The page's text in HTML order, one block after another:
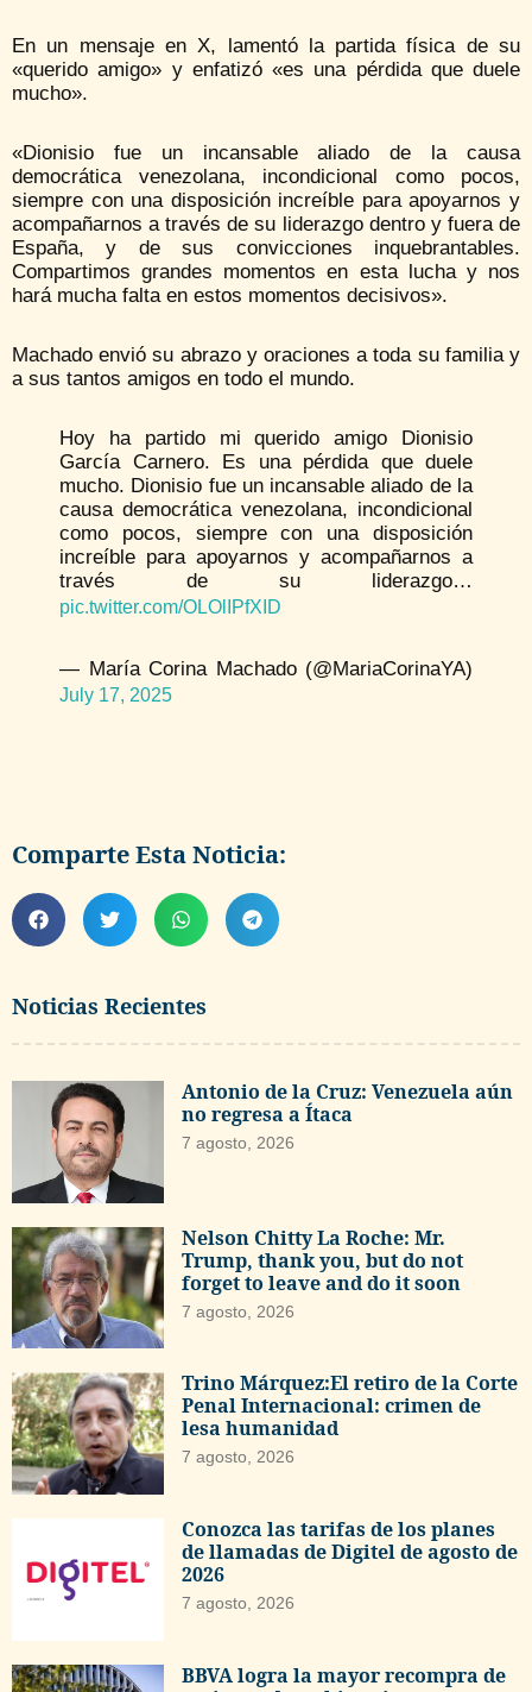
Noticias Recientes
Antonio de la Cruz: Venezuela aún
no regresa a Ítaca
7 agosto, 2026
Nelson Chitty La Roche: Mr.
Trump, thank you, but do not
forget to leave and do it soon
7 agosto, 2026
Trino Márquez:El retiro de la Corte
Penal Internacional: crimen de
lesa humanidad
7 agosto, 2026
Conozca las tarifas de los planes
de llamadas de Digitel de agosto de
2026
7 agosto, 2026
BBVA logra la mayor recompra de
En un mensaje en X, lamentó la partida física de su
«querido amigo» y enfatizó «es una pérdida que duele
mucho».
«Dionisio fue un incansable aliado de la causa
democrática venezolana, incondicional como pocos,
siempre con una disposición increíble para apoyarnos y
acompañarnos a través de su liderazgo dentro y fuera de
España, y de sus convicciones inquebrantables.
Compartimos grandes momentos en esta lucha y nos
hará mucha falta en estos momentos decisivos».
Machado envió su abrazo y oraciones a toda su familia y
a sus tantos amigos en todo el mundo.
Hoy ha partido mi querido amigo Dionisio
García Carnero. Es una pérdida que duele
mucho. Dionisio fue un incansable aliado de la
causa democrática venezolana, incondicional
como pocos, siempre con una disposición
increíble para apoyarnos y acompañarnos a
través de su liderazgo…
pic.twitter.com/OLOlIPfXID
— María Corina Machado (@MariaCorinaYA)
July 17, 2025
Comparte Esta Noticia: